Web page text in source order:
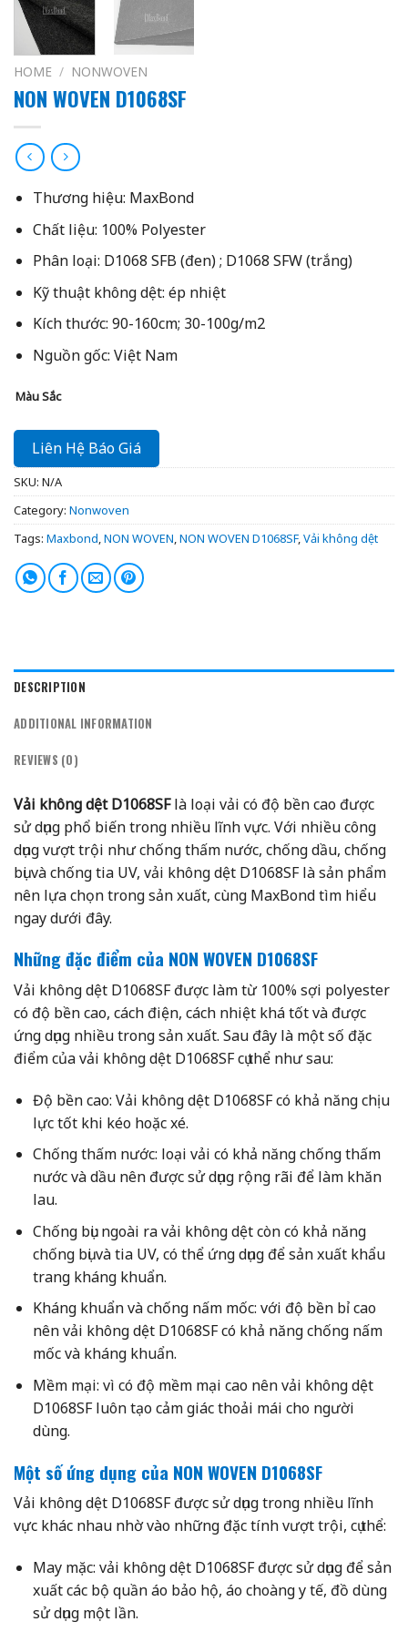
HOME / NONWOVEN
NON WOVEN D1068SF
Thương hiệu: MaxBond
Chất liệu: 100% Polyester
Phân loại: D1068 SFB (đen) ; D1068 SFW (trắng)
Kỹ thuật không dệt: ép nhiệt
Kích thước: 90-160cm; 30-100g/m2
Nguồn gốc: Việt Nam
Màu Sắc
Liên Hệ Báo Giá
SKU: N/A
Category: Nonwoven
Tags: Maxbond NON WOVEN NON WOVEN D1068SF, Vải không dệt
DESCRIPTION
ADDITIONAL INFORMATION
REVIEWS (0)
Vải không dệt D1068SFlà loại vải có độ bền cao được
sử dụng phổ biến trong nhiều lĩnh vực. Với nhiều công
dụng vượt trội như chống thấm nước, chống dầu, chống
bụi và chống tia UV, vải không dệt D1068SF là sản phẩm
nên lựa chọn trong sản xuất, cùng MaxBond tìm hiểu
ngay dưới đây.
Những đặc điểm của NON WOVEN D1068SF
Vải không dệt D1068SF được làm từ 100% sợi polyester
có độ bền cao, cách điện, cách nhiệt khá tốt và được
ứng dụng nhiều trong sản xuất. Sau đây là một số đặc
điểm của vải không dệt D1068SF cụ thể như sau:
Độ bền cao: Vải không dệt D1068SF có khả năng chịu
lực tốt khi kéo hoặc xé.
Chống thấm nước: loại vải có khả năng chống thấm
nước và dầu nên được sử dụng rộng rãi để làm khăn
lau.
Chống bụi: ngoài ra vải không dệt còn có khả năng
chống bụi và tia UV, có thể ứng dụng để sản xuất khẩu
trang kháng khuẩn.
Kháng khuẩn và chống nấm mốc: với độ bền bỉ cao
nên vải không dệt D1068SF có khả năng chống nấm
mốc và kháng khuẩn.
Mềm mại: vì có độ mềm mại cao nên vải không dệt
D1068SF luôn tạo cảm giác thoải mái cho người
dùng.
Một số ứng dụng của NON WOVEN D1068SF
Vải không dệt D1068SF được sử dụng trong nhiều lĩnh
vực khác nhau nhờ vào những đặc tính vượt trội, cụ thể:
May mặc: vải không dệt D1068SF được sử dụng để sản
xuất các bộ quần áo bảo hộ, áo choàng y tế, đồ dùng
sử dụng một lần.